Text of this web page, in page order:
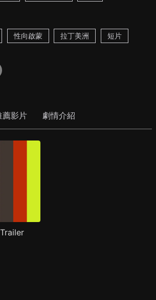
性向啟蒙 拉丁美洲 短片
薦影片 劇情介紹